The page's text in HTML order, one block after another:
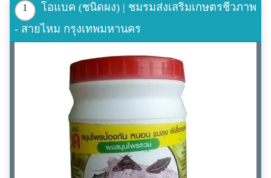
1
โอแบค (ชนิดผง) | ชมรมส่งเสริมเกษตรชีวภาพ
- สายไหม กรุงเทพมหานคร